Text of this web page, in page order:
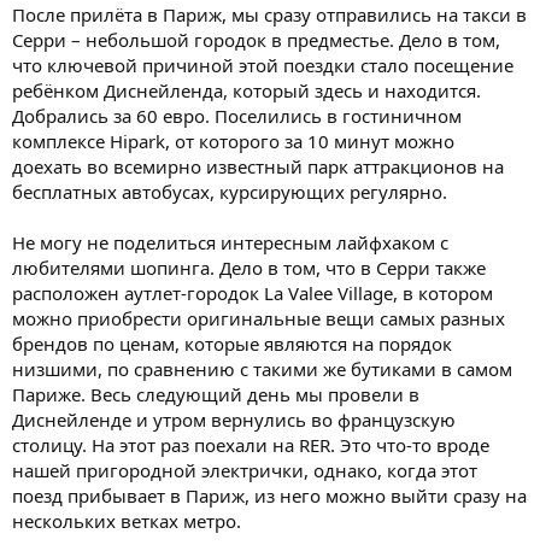
После прилёта в Париж, мы сразу отправились на такси в
Серри – небольшой городок в предместье. Дело в том,
что ключевой причиной этой поездки стало посещение
ребёнком Диснейленда, который здесь и находится.
Добрались за 60 евро. Поселились в гостиничном
комплексе Hipark, от которого за 10 минут можно
доехать во всемирно известный парк аттракционов на
бесплатных автобусах, курсирующих регулярно.
Не могу не поделиться интересным лайфхаком с
любителями шопинга. Дело в том, что в Серри также
расположен аутлет-городок La Valee Village, в котором
можно приобрести оригинальные вещи самых разных
брендов по ценам, которые являются на порядок
низшими, по сравнению с такими же бутиками в самом
Париже. Весь следующий день мы провели в
Диснейленде и утром вернулись во французскую
столицу. На этот раз поехали на RER. Это что-то вроде
нашей пригородной электрички, однако, когда этот
поезд прибывает в Париж, из него можно выйти сразу на
нескольких ветках метро.